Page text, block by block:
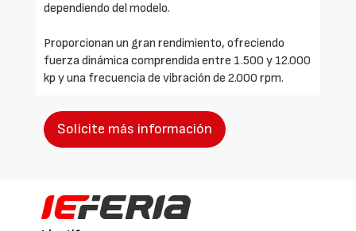
dependiendo del modelo.
Proporcionan un gran rendimiento, ofreciendo
fuerza dinámica comprendida entre 1.500 y 12.000
kp y una frecuencia de vibración de 2.000 rpm.
Solicite más información